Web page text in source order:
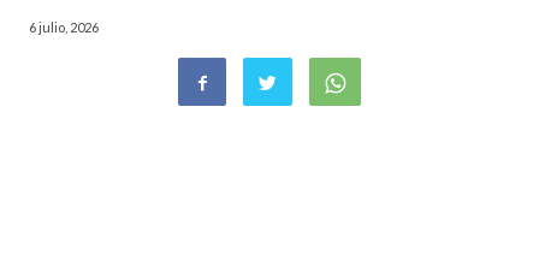
6 julio, 2026